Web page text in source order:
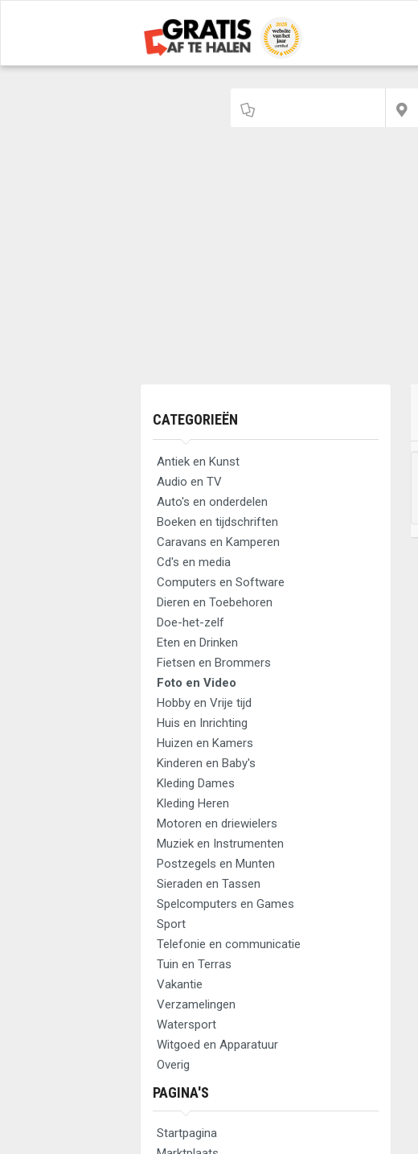
CATEGORIEËN
Antiek en Kunst
Audio en TV
Auto's en onderdelen
Boeken en tijdschriften
Caravans en Kamperen
Cd's en media
Computers en Software
Dieren en Toebehoren
Doe-het-zelf
Eten en Drinken
Fietsen en Brommers
Foto en Video
Hobby en Vrije tijd
Huis en Inrichting
Huizen en Kamers
Kinderen en Baby's
Kleding Dames
Kleding Heren
Motoren en driewielers
Muziek en Instrumenten
Postzegels en Munten
Sieraden en Tassen
Spelcomputers en Games
Sport
Telefonie en communicatie
Tuin en Terras
Vakantie
Verzamelingen
Watersport
Witgoed en Apparatuur
Overig
PAGINA'S
Startpagina